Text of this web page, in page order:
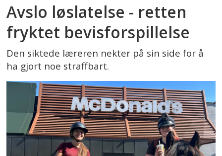
Avslo løslatelse - retten
fryktet bevisforspillelse
Den siktede læreren nekter på sin side for å
ha gjort noe straffbart.